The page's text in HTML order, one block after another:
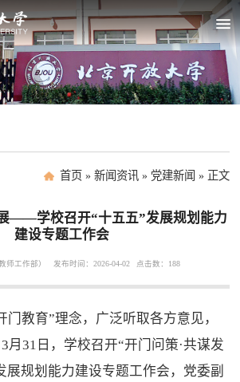
首页 » 新闻资讯» 党建新闻 » 正文
——学校召开“十五五”发展规划能力
建设专题工作会
师工作部） 发布时间：2026-04-02 点击数： 188
门教育”理念，广泛听取各方意见，
月31日，学校召开“开门问策·共谋发
规划能力建设专题工作会，党委副